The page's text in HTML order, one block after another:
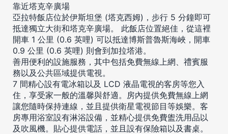
靠近塔克辛廣場
亞拉特飯店位於伊斯坦堡 (塔克西姆)，步行 5 分鐘即可
抵達獨立大街和塔克辛廣場。 此飯店位置絕佳，從這裡
開車 1 公里 (0.6 英哩) 可以抵達博斯普魯斯海峽，開車
0.9 公里 (0.6 英哩) 則會到加拉塔港。
善用便利的設施服務，其中包括免費無線上網、禮賓服
務以及公共區域提供電視。
7 間精心設有電冰箱以及 LCD 液晶電視的客房等您入
住，享受家一般的溫馨與舒適。房內提供免費無線上網
讓您隨時保持連線，並且提供衛星電視節目等娛樂。客
房專用浴室設有淋浴設備，並精心提供免費盥洗用品以
及吹風機。貼心提供電話，並且設有保險箱以及書桌。